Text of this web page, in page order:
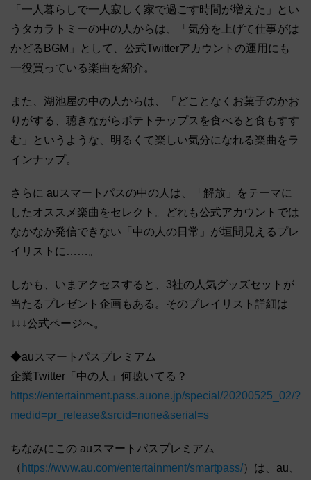
「一人暮らしで一人寂しく家で過ごす時間が増えた」とい
うタカラトミーの中の人からは、「気分を上げて仕事がは
かどるBGM」として、公式Twitterアカウントの運用にも
一役買っている楽曲を紹介。
また、湖池屋の中の人からは、「どことなくお菓子のかお
りがする、聴きながらポテトチップスを食べると食もすす
む」というような、明るくて楽しい気分になれる楽曲をラ
インナップ。
さらに auスマートパスの中の人は、「解放」をテーマに
したオススメ楽曲をセレクト。どれも公式アカウントでは
なかなか発信できない「中の人の日常」が垣間見えるプレ
イリストに……。
しかも、いまアクセスすると、3社の人気グッズセットが
当たるプレゼント企画もある。そのプレイリスト詳細は
↓↓↓公式ページへ。
◆auスマートパスプレミアム
企業Twitter「中の人」何聴いてる？
https://entertainment.pass.auone.jp/special/20200525_02/?
medid=pr_release&srcid=none&serial=s
ちなみにこの auスマートパスプレミアム
（ https://www.au.com/entertainment/smartpass/）は、au、